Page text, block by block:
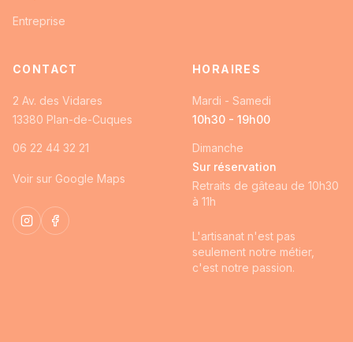
Entreprise
CONTACT
2 Av. des Vidares
13380 Plan-de-Cuques
06 22 44 32 21
Voir sur Google Maps
InstagramFacebook
HORAIRES
Mardi - Samedi
10h30 - 19h00
Dimanche
Sur réservation
Retraits de gâteau de 10h30
à 11h
L'artisanat n'est pas
seulement notre métier,
c'est notre passion.